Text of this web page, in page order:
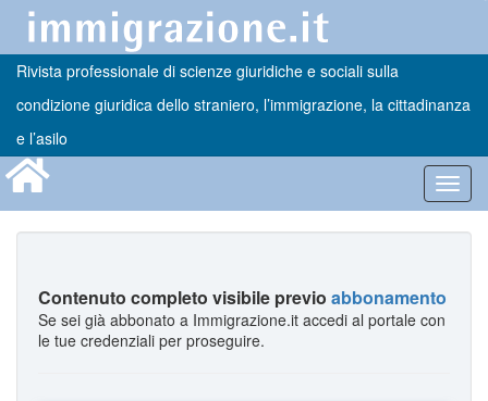
Rivista professionale di scienze giuridiche e sociali sulla
condizione giuridica dello straniero, l’immigrazione, la cittadinanza
e l’asilo
Contenuto completo visibile previo abbonamento
Se sei già abbonato a Immigrazione.it accedi al portale con
le tue credenziali per proseguire.